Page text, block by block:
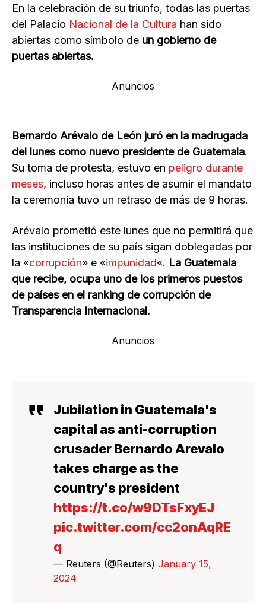
En la celebración de su triunfo, todas las puertas
del Palacio Nacional de la Cultura han sido
abiertas como símbolo de un gobierno de
puertas abiertas.
Anuncios
Bernardo Arévalo de León juró en la madrugada
del lunes como nuevo presidente de Guatemala.
Su toma de protesta, estuvo en peligro durante
meses, incluso horas antes de asumir el mandato
la ceremonia tuvo un retraso de más de 9 horas.
Arévalo prometió este lunes que no permitirá que
las instituciones de su país sigan doblegadas por
la «corrupción» e «impunidad«. La Guatemala
que recibe, ocupa uno de los primeros puestos
de países en el ranking de corrupción de
Transparencia Internacional.
Anuncios
Jubilation in Guatemala's
capital as anti-corruption
crusader Bernardo Arevalo
takes charge as the
country's president
https://t.co/w9DTsFxyEJ
pic.twitter.com/cc2onAqRE
q
— Reuters (@Reuters) January 15,
2024